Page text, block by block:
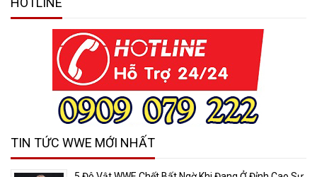
TIN TỨC WWE MỚI NHẤT